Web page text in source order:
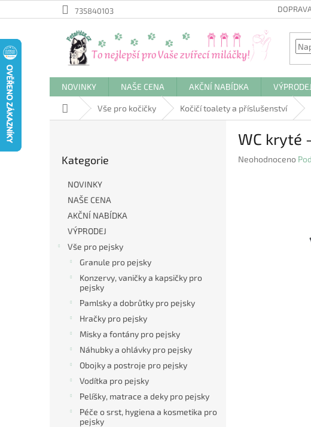
na
735840103
NOVINKY NAŠE CENA AKČNÍ NABÍDKA VÝPRODEJ
Domů Vše pro kočičky Kočičí toalety a příslušenství
kategorie
Kategorie
NOVINKY
NAŠE CENA
AKČNÍ NABÍDKA
VÝPRODEJ
Vše pro pejsky
Granule pro pejsky
Konzervy, vaničky a kapsičky pro
pejsky
Pamlsky a dobrůtky pro pejsky
Hračky pro pejsky
Misky a fontány pro pejsky
Náhubky a ohlávky pro pejsky
Obojky a postroje pro pejsky
Vodítka pro pejsky
Pelíšky, matrace a deky pro pejsky
Péče o srst, hygiena a kosmetika pro
pejsky
WC kryté
Průměrné
Neohodnoceno